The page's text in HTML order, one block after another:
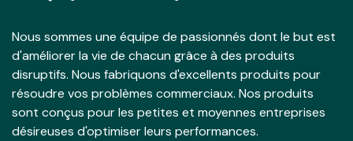
Nous sommes une équipe de passionnés dont le but est
d'améliorer la vie de chacun grâce à des produits
disruptifs. Nous fabriquons d'excellents produits pour
résoudre vos problèmes commerciaux. Nos produits
sont conçus pour les petites et moyennes entreprises
désireuses d'optimiser leurs performances.